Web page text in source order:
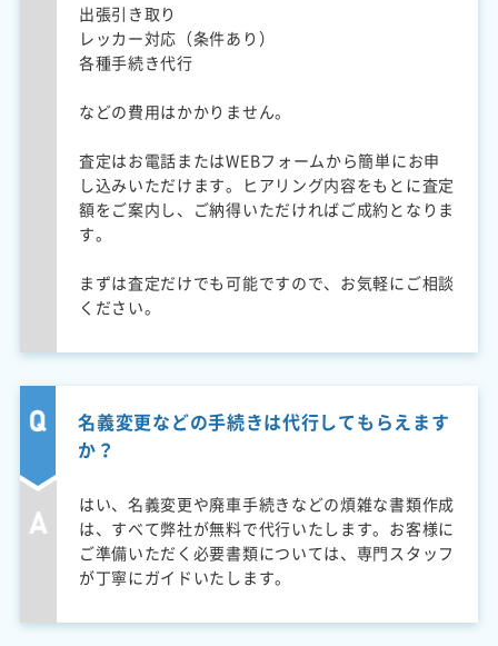
出張引き取り
レッカー対応（条件あり）
各種手続き代行
などの費用はかかりません。
査定はお電話またはWEBフォームから簡単にお申
し込みいただけます。ヒアリング内容をもとに査定
額をご案内し、ご納得いただければご成約となりま
す。
まずは査定だけでも可能ですので、お気軽にご相談
ください。
名義変更などの手続きは代行してもらえます
か？
はい、名義変更や廃車手続きなどの煩雑な書類作成
は、すべて弊社が無料で代行いたします。お客様に
ご準備いただく必要書類については、専門スタッフ
が丁寧にガイドいたします。